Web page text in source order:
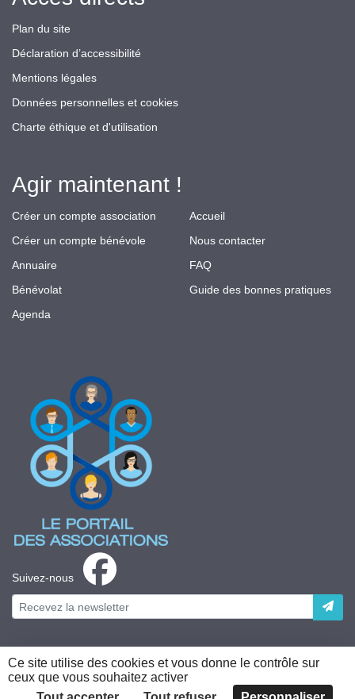
Suivez-nous
Plan du site
Déclaration d’accessibilité
Mentions légales
Données personnelles et cookies
Charte éthique et d'utilisation
Agir maintenant !
Créer un compte association
Créer un compte bénévole
Annuaire
Bénévolat
Agenda
Accueil
Nous contacter
FAQ
Guide des bonnes pratiques
Plateforme développée en France par HACKTIV
Ce site utilise des cookies et vous donne le contrôle sur
ceux que vous souhaitez activer